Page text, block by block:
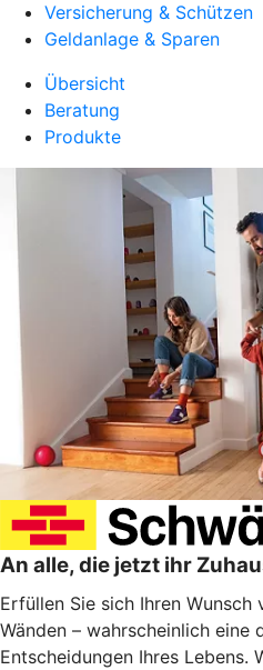
Versicherung & Schützen
Geldanlage & Sparen
Übersicht
Beratung
Produkte
An alle, die jetzt ihr
Erfüllen Sie sich Ihren Wunsch
Wänden – wahrscheinlich eine
Entscheidungen Ihres Lebens.